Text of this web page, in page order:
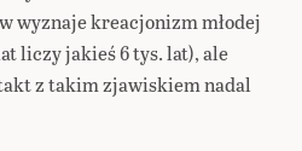
wyznaje kreacjonizm młodej
liczy jakieś 6 tys. lat), ale
z takim zjawiskiem nadal